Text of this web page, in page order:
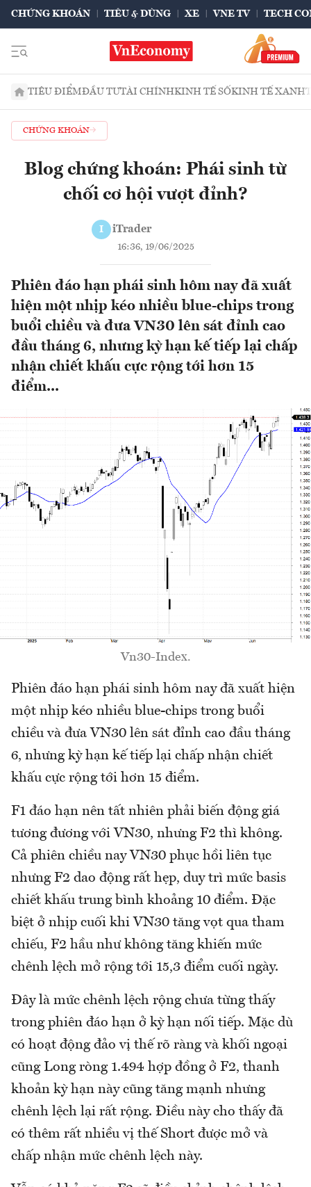
CHỨNG KHOÁN TIÊU & DÙNG XE VNE TV TECH
TIÊU ĐIỂMĐẦU TƯTÀI CHÍNHKINH TẾ SỐKINH TẾ XANH
CHỨNG KHOÁN
Blog chứng khoán: Phái sinh từ
chối cơ hội vượt đỉnh?
I iTrader
16:36, 19/06/2025
Phiên đáo hạn phái sinh hôm nay đã xuất
hiện một nhịp kéo nhiều blue-chips trong
buổi chiều và đưa VN30 lên sát đỉnh cao
đầu tháng 6, nhưng kỳ hạn kế tiếp lại chấp
nhận chiết khấu cực rộng tới hơn 15
điểm...
Vn30-Index.
Phiên đáo hạn phái sinh hôm nay đã xuất hiện
một nhịp kéo nhiều blue-chips trong buổi
chiều và đưa VN30 lên sát đỉnh cao đầu tháng
6, nhưng kỳ hạn kế tiếp lại chấp nhận chiết
khấu cực rộng tới hơn 15 điểm.
F1 đáo hạn nên tất nhiên phải biến động giá
tương đương với VN30, nhưng F2 thì không.
Cả phiên chiều nay VN30 phục hồi liên tục
nhưng F2 dao động rất hẹp, duy trì mức basis
chiết khấu trung bình khoảng 10 điểm. Đặc
biệt ở nhịp cuối khi VN30 tăng vọt qua tham
chiếu, F2 hầu như không tăng khiến mức
chênh lệch mở rộng tới 15,3 điểm cuối ngày.
Đây là mức chênh lệch rộng chưa từng thấy
trong phiên đáo hạn ở kỳ hạn nối tiếp. Mặc dù
có hoạt động đảo vị thế rõ ràng và khối ngoại
cũng Long ròng 1.494 hợp đồng ở F2, thanh
khoản kỳ hạn này cũng tăng mạnh nhưng
chênh lệch lại rất rộng. Điều này cho thấy đã
có thêm rất nhiều vị thế Short được mở và
chấp nhận mức chênh lệch này.